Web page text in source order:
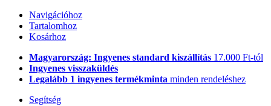
Navigációhoz
Tartalomhoz
Kosárhoz
Magyarország: Ingyenes standard kiszállítás 17.000 Ft-tól
Ingyenes visszaküldés
Legalább 1 ingyenes termékminta minden rendeléshez
Segítség